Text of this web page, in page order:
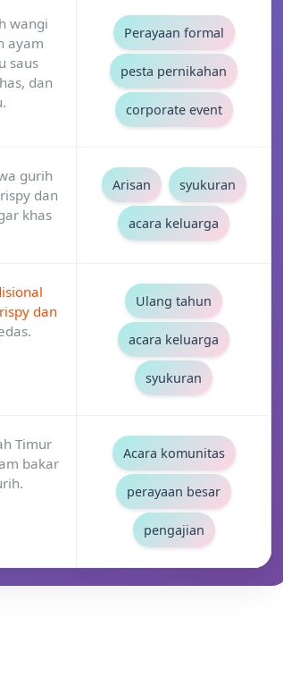
wangi
ayam
saus
dan
Perayaan formal
pesta pernikahan
corporate event
gurih
dan
khas
Arisan syukuran
acara keluarga
dan
Ulang tahun
acara keluarga
syukuran
Timur
bakar
Acara komunitas
perayaan besar
pengajian